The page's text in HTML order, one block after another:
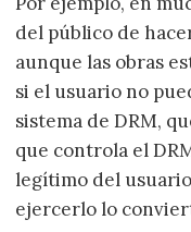
del público de
aunque las obras
si el usuario no
sistema de DRM,
que controla el
legítimo del
ejercerlo lo